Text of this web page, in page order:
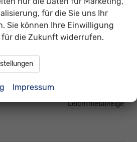
Frontantrieb
Elektronisches Stabilitäts-
Leichtmetallfelge
für die Sie uns Ihr
Sie können Ihre Einwilligung
die Zukunft widerrufen.
Impressum